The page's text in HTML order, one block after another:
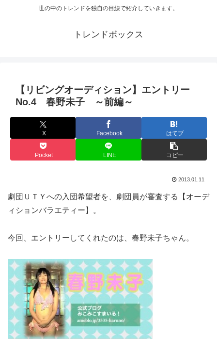
世の中のトレンドを独自の目線で紹介していきます。
トレンドボックス
【リビングオーディション】エントリー
No.4 春野未子 ～前編～
X Facebook はてブ
Pocket LINE コピー
2013.01.11
劇団ＵＴＹへの入団希望者を、劇団員が審査する【オーデ
ィションバラエティー】。
今回、エントリーしてくれたのは、春野未子ちゃん。